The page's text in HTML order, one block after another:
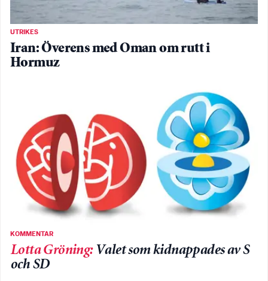
UTRIKES
Iran: Överens med Oman om rutt i
Hormuz
KOMMENTAR
Lotta Gröning: Valet som kidnappades av S
och SD